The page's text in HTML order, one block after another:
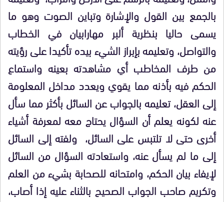
بالجمع بين القول والإشارة وتباين الصوت وهو ما
يسمى حاليا بنظرية ألبر مهارابيان في الخطاب
والتواصل، وتعليمه بإبراز الشيء بيده تأكيدا على رؤيته
من طرف المخاطب أي مشاهدته بعينه واستماع
الحكم فيه بأذنه مما يقوي ويعدد مداخل المعلومة
إلى العقل، تعليمه بالجواب عن السائل بأكثر مما سأل
عنه لكونه يعلم أن السؤال يحتاج معه لمعرفة أشياء
أخرى حتى لا تلتبس على السائل، ولفته إلى السائل
إلى ما لم يسأل عنه، واستعادته السؤال من السائل
لإيفاء بيان الحكم، وامتحانه للصحابة بشيء من العلم
وتكريم صاحب الجواب الصحيح بالثناء عليه إذا أصاب،